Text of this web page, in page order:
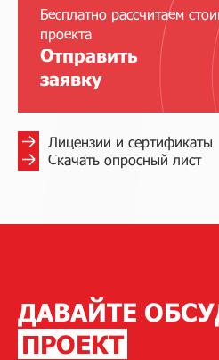
Бесплатно рассчитаем
проекта
Отправить
заявку
Лицензии и сертификаты
Скачать опросный лист
ДАВАЙТЕ
ПРОЕКТ